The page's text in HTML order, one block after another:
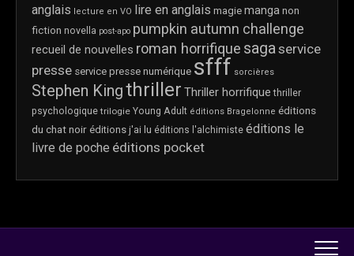
anglais lecture en VO lire en anglais magie manga non
fiction novella post-apo pumpkin autumn challenge
recueil de nouvelles roman horrifique sagaservice
presse service presse numérique sfff sorcières
Stephen Kingthriller Thriller horrifique thriller
psychologique trilogie Young Adult éditions Bragelonne éditions
du chat noir éditions j'ai lu éditions l'alchimiste éditions le
livre de poche éditions pocket